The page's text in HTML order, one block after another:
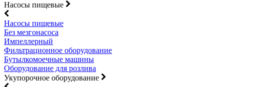
Насосы пищевые
Насосы пищевые
Без мезгонасоса
Импеллерный
Фильтрационное оборудование
Бутылкомоечные машины
Оборудование для розлива
Укупорочное оборудование